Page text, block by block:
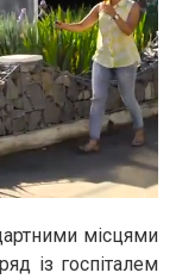
місцями
із госпіталем